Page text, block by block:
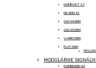
KOMPAKT 37
DESIGN 42
CLEANSIGN
CLEARSIGN
VARIOSIGN
FLATSIGN
MODULÁRNE
KOMBISIGN 40